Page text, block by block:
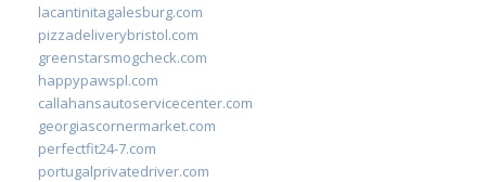
lacantinitagalesburg.com
pizzadeliverybristol.com
greenstarsmogcheck.com
happypawspl.com
callahansautoservicecenter.com
georgiascornermarket.com
perfectfit24-7.com
portugalprivatedriver.com